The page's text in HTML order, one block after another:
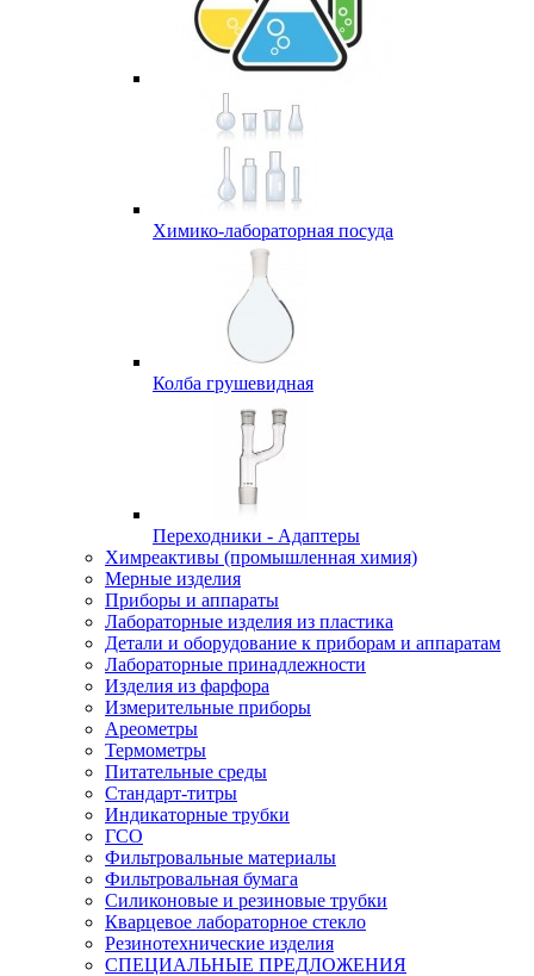
Химико-лабораторная посуда
Колба грушевидная
Переходники - Адаптеры
Химреактивы (промышленная химия)
Мерные изделия
Приборы и аппараты
Лабораторные изделия из пластика
Детали и оборудование к приборам и аппаратам
Лабораторные принадлежности
Изделия из фарфора
Измерительные приборы
Ареометры
Термометры
Питательные среды
Стандарт-титры
Индикаторные трубки
ГСО
Фильтровальные материалы
Фильтровальная бумага
Силиконовые и резиновые трубки
Кварцевое лабораторное стекло
Резинотехнические изделия
СПЕЦИАЛЬНЫЕ ПРЕДЛОЖЕНИЯ